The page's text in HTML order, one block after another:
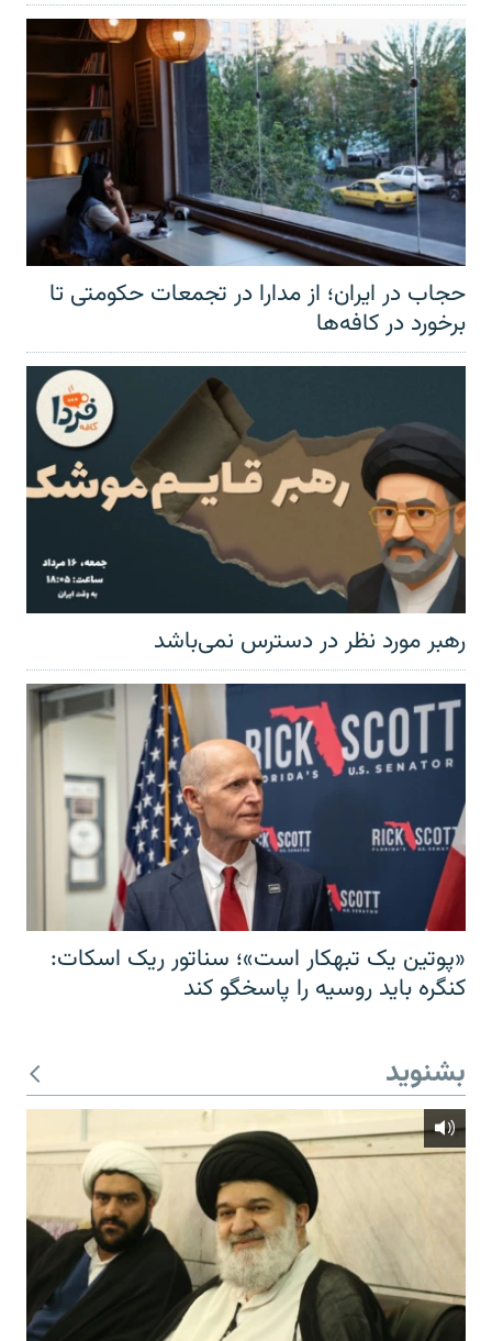
حجاب در ایران؛ از مدارا در تجمعات حکومتی تا
برخورد در کافه‌ها
رهبر مورد نظر در دسترس نمی‌باشد
«پوتین یک تبهکار است»؛ سناتور ریک اسکات:
کنگره باید روسیه را پاسخگو کند
بشنوید